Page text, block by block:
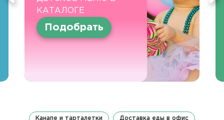
КАТАЛОГЕ
Подобрать
Канапе и тарталетки Доставка еды в офис